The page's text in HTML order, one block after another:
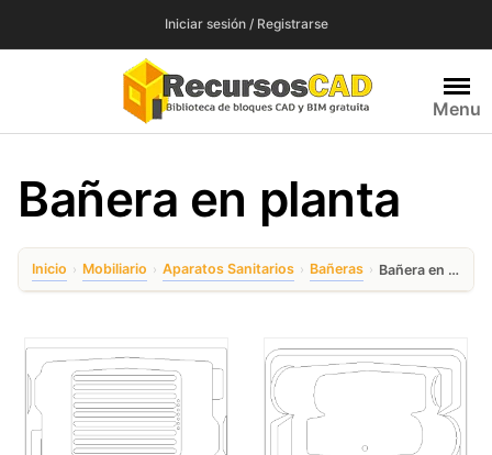
Iniciar sesión / Registrarse
Menu
Bañera en planta
Inicio › Mobiliario › Aparatos Sanitarios › Bañeras › Bañera en planta